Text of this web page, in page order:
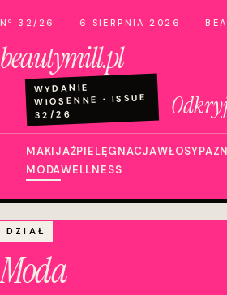
Nº 32/26 6 SIERPNIA 2026
beautymill.pl
WYDANIE
WIOSENNE · ISSUE
32/26
MAKIJAŻPIELĘGNACJAWŁOSY
MODAWELLNESS
DZIAŁ
Moda